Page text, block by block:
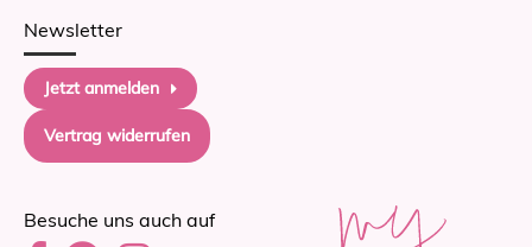
Newsletter
Jetzt anmelden
Vertrag widerrufen
Besuche uns auch auf